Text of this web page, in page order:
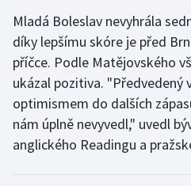
Mladá Boleslav nevyhrála
díky lepšímu skóre je před
příčce. Podle Matějovského
ukázal pozitiva. "Předvedený
optimismem do dalších
nám úplně nevyvedl," uvedl
anglického Readingu a